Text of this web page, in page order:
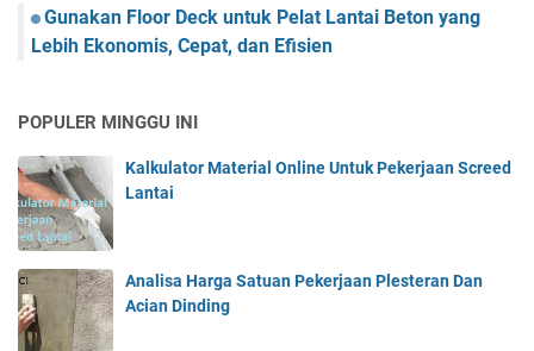
Gunakan Floor Deck untuk Pelat Lantai Beton yang
Lebih Ekonomis, Cepat, dan Efisien
POPULER MINGGU INI
Kalkulator Material Online Untuk Pekerjaan Screed
Lantai
Analisa Harga Satuan Pekerjaan Plesteran Dan
Acian Dinding